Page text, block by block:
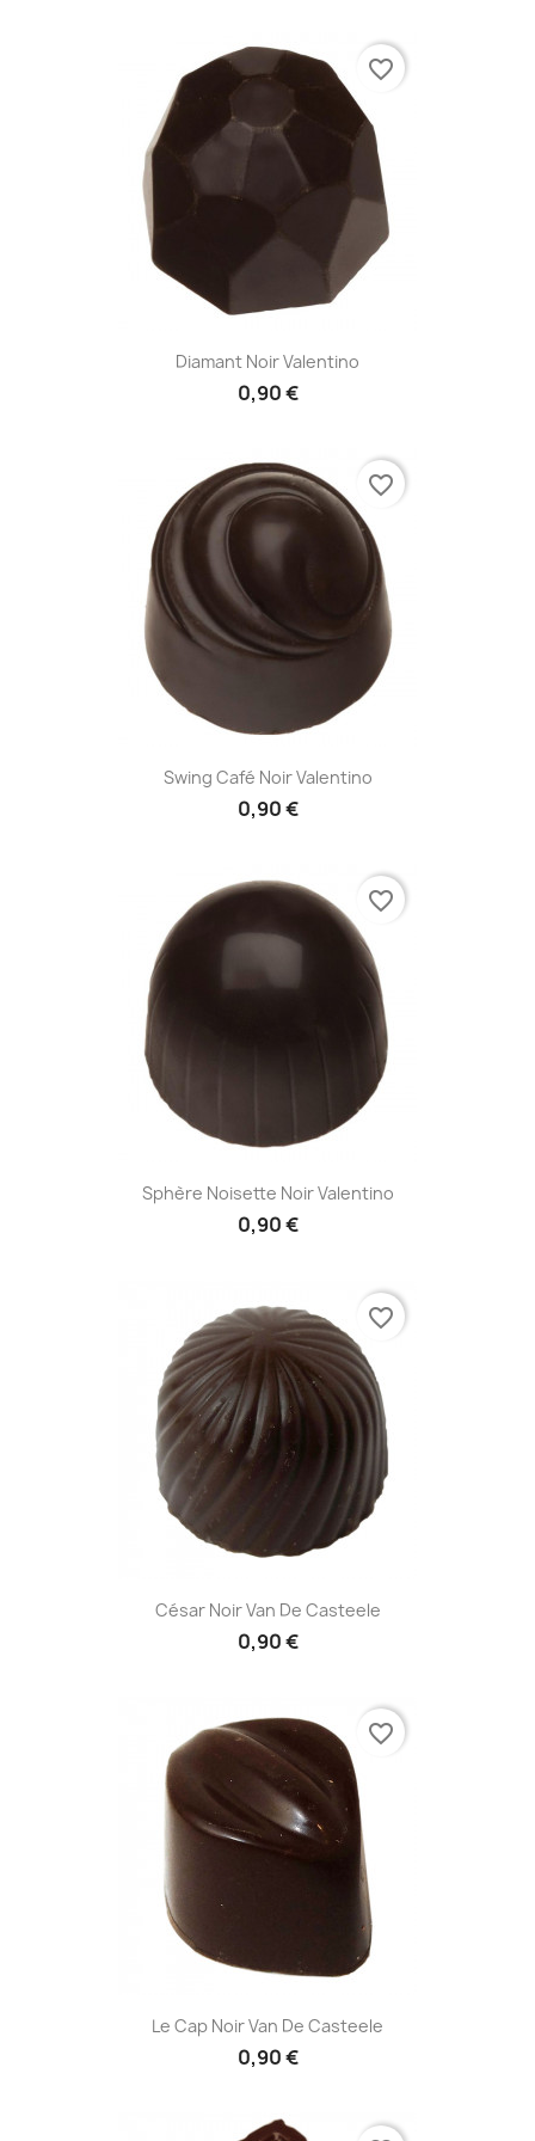
Diamant Noir Valentino
0,90 €
favorite_border
Swing Café Noir Valentino
0,90 €
favorite_border
Sphère Noisette Noir Valentino
0,90 €
favorite_border
César Noir Van De Casteele
0,90 €
favorite_border
Le Cap Noir Van De Casteele
0,90 €
favorite_border